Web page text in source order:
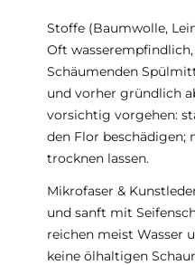
Stoffe (Baumwolle,
Oft
Schäumenden
und vorher gründlich
vorsichtig vorgehen:
den Flor beschädigen;
trocknen lassen.
Mikrofaser &
und sanft mit
reichen meist Wasser
keine ölhaltigen